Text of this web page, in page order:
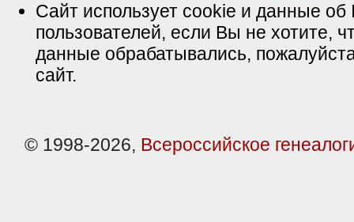
Сайт использует cookie и данные об
пользователей, если Вы не хотите,
данные обрабатывались,
сайт.
© 1998-2026, Всероссийское